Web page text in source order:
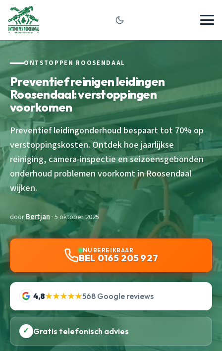
ONTSTOPPEN ROOSENDAAL
Preventief reinigen leidingen
Roosendaal: verstoppingen
voorkomen
Preventief leidingonderhoud bespaart tot 70% op
verstoppingskosten. Ontdek hoe jaarlijkse
reiniging, camera-inspectie en seizoensgebonden
onderhoud problemen voorkomt in Roosendaal
wijken.
doorBertjan · 5 oktober 2025
NU BEREIKBAAR
BEL 0165 205 927
4,8★★★★★568 Google reviews
✓ Gratis telefonisch advies